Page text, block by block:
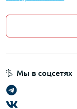
Мы в соцсетях